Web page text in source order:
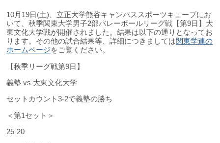
10月19日(土)、立正大学熊谷キャンパススポーツキューブにお
いて、秋季関東大学男子2部バレーボールリーグ戦【第9日】大
東文化大学戦が開催されました。結果は以下の通りとなってお
ります。その他の試合結果等、詳細につきましては関東学連の
ホームページをご覧ください。
【秋季リーグ戦第9日】
義塾 vs 大東文化大学
セットカウント3-2で義塾の勝ち
＜第1セット＞
25-20